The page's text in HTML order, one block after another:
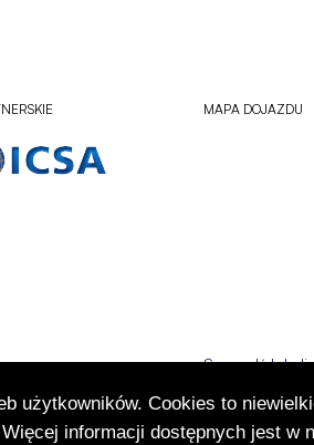
użytkowników. Cookies to
informacji dostępnych jest w
MAPA DOJAZDU
Sprawdź
się
w
nowej